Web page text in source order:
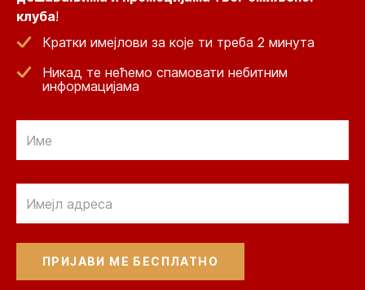
клуба!
Кратки имејлови за које ти треба 2 минута
Никад те нећемо спамовати небитним
информацијама